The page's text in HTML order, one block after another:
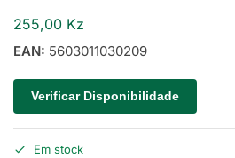
255,00 Kz
EAN: 5603011030209
Verificar Disponibilidade
Em stock